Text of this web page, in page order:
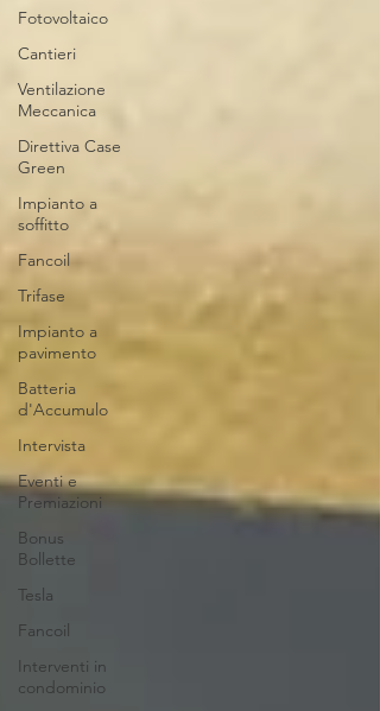
Fotovoltaico
Cantieri
Ventilazione
Meccanica
Direttiva Case
Green
Impianto a
soffitto
Fancoil
Trifase
Impianto a
pavimento
Batteria
d'Accumulo
Intervista
Eventi e
Premiazioni
Bonus
Bollette
Tesla
Fancoil
Interventi in
condominio